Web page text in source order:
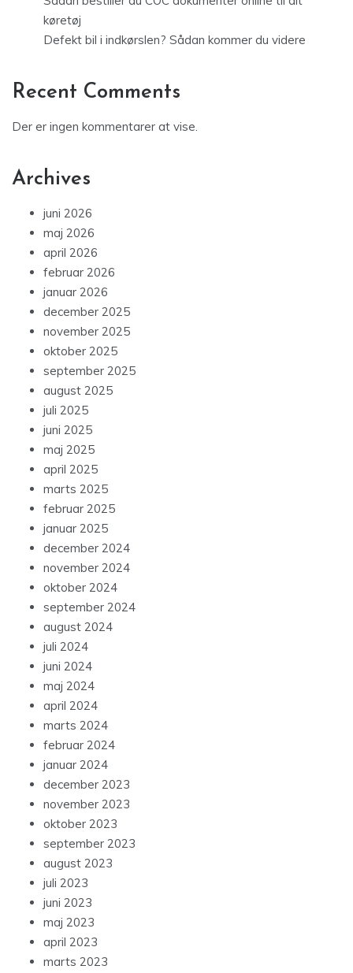
køretøj
Defekt bil i indkørslen? Sådan kommer du videre
Recent Comments
Der er ingen kommentarer at vise.
Archives
juni 2026
maj 2026
april 2026
februar 2026
januar 2026
december 2025
november 2025
oktober 2025
september 2025
august 2025
juli 2025
juni 2025
maj 2025
april 2025
marts 2025
februar 2025
januar 2025
december 2024
november 2024
oktober 2024
september 2024
august 2024
juli 2024
juni 2024
maj 2024
april 2024
marts 2024
februar 2024
januar 2024
december 2023
november 2023
oktober 2023
september 2023
august 2023
juli 2023
juni 2023
maj 2023
april 2023
marts 2023